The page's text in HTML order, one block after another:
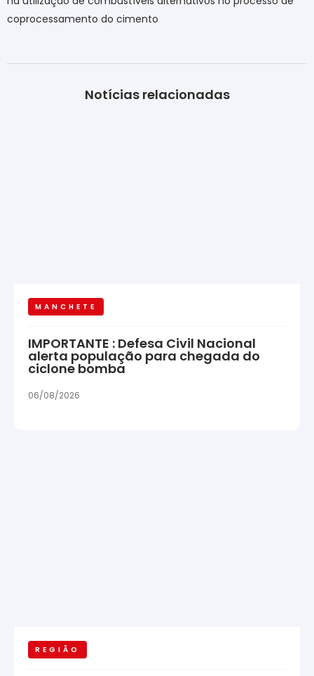
coprocessamento do cimento
Notícias relacionadas
MANCHETE
IMPORTANTE : Defesa Civil Nacional
alerta população para chegada do
ciclone bomba
06/08/2026
REGIÃO